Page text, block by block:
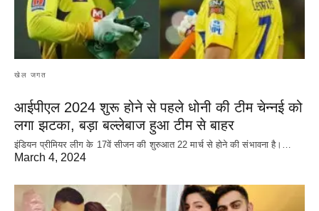
खेल जगत
आईपीएल 2024 शुरू होने से पहले धोनी की टीम चेन्नई को
लगा झटका, बड़ा बल्लेबाज हुआ टीम से बाहर
इंडियन प्रीमियर लीग के 17वें सीजन की शुरुआत 22 मार्च से होने की संभावना है।…
March 4, 2024